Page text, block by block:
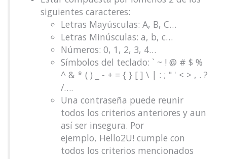
siguientes caracteres:
Letras Mayúsculas: A, B, C…
Letras Minúsculas: a, b, c…
Números: 0, 1, 2, 3, 4…
Símbolos del teclado: ` ~ ! @ # $ %
^ & * ( ) _ - + = { } [ ] \ | : ; " ' < > , . ?
/….
Una contraseña puede reunir
todos los criterios anteriores y aun
así ser insegura. Por
ejemplo, Hello2U! cumple con
todos los criterios mencionados